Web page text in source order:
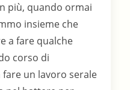
più, quando ormai
insieme che
a fare qualche
corso di
un lavoro serale